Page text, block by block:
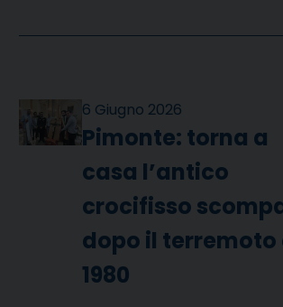
6 Giugno 2026
Pimonte: torna a
casa l’antico
crocifisso
dopo il terremoto
1980